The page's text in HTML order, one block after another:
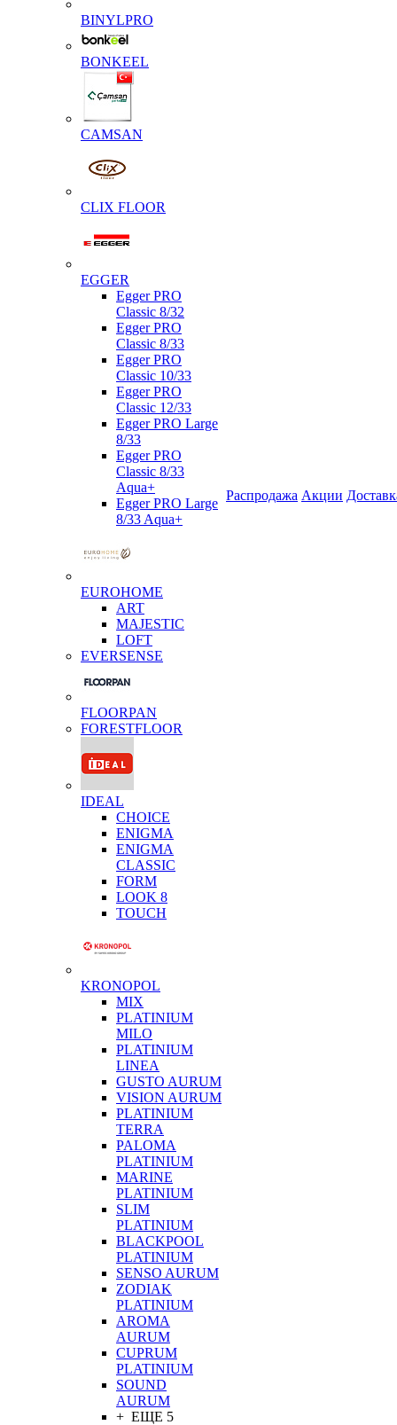
BINYLPRO
BONKEEL
CAMSAN
CLIX FLOOR
EGGER
Egger PRO
Classic 8/32
Egger PRO
Classic 8/33
Egger PRO
Classic 10/33
Egger PRO
Classic 12/33
Egger PRO Large
8/33
Egger PRO
Classic 8/33
Aqua+
Egger PRO Large
8/33 Aqua+
EUROHOME
ART
MAJESTIC
LOFT
EVERSENSE
FLOORPAN
FORESTFLOOR
IDEAL
CHOICE
ENIGMA
ENIGMA
CLASSIC
FORM
LOOK 8
TOUCH
KRONOPOL
MIX
PLATINIUM
MILO
PLATINIUM
LINEA
GUSTO AURUM
VISION AURUM
PLATINIUM
TERRA
PALOMA
PLATINIUM
MARINE
PLATINIUM
SLIM
PLATINIUM
BLACKPOOL
PLATINIUM
SENSO AURUM
ZODIAK
PLATINIUM
AROMA
AURUM
CUPRUM
PLATINIUM
SOUND
AURUM
+ ЕЩЕ 5
Распродажа Акции